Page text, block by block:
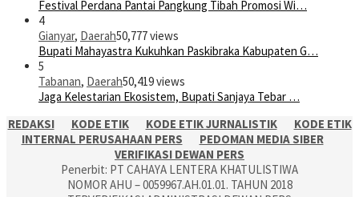
Festival Perdana Pantai Pangkung Tibah Promosi Wi…
4
Gianyar, Daerah50,777 views
Bupati Mahayastra Kukuhkan Paskibraka Kabupaten G…
5
Tabanan, Daerah50,419 views
Jaga Kelestarian Ekosistem, Bupati Sanjaya Tebar …
REDAKSI
KODE ETIK KODE ETIK JURNALISTIK
KODE ETIK
INTERNAL PERUSAHAAN PERS
PEDOMAN MEDIA SIBER
VERIFIKASI DEWAN PERS
Penerbit: PT CAHAYA LENTERA KHATULISTIWA
NOMOR AHU – 0059967.AH.01.01. TAHUN 2018